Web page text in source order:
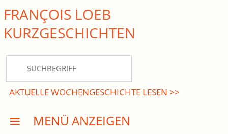
close Submenü
KURZGESCHICHTEN
DREISATZROMANE
PRESSE
FRANÇOIS LOEB
KURZ­GESCHICHTEN
AKTUELLE WOCHENGESCHICHTE LESEN >>
MENÜ ANZEIGEN